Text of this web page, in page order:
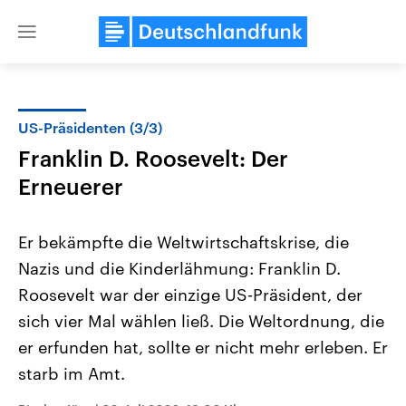
Close
Landtagswahl Sachsen-Anhalt
2026
Alle Informationen
Sachsen-Anhalt wählt am 6.
September 2026 einen neuen
Bundesland von einer Koalition aus
USA
Aktuelle Beiträge,
Hintergründe
US-Präsidenten (3/3)
Franklin D. Roosevelt: Der
Erneuerer
Er bekämpfte die Weltwirtschaftskrise, die
Nazis und die Kinderlähmung: Franklin D.
Roosevelt war der einzige US-Präsident, der
sich vier Mal wählen ließ. Die Weltordnung, die
er erfunden hat, sollte er nicht mehr erleben. Er
starb im Amt.